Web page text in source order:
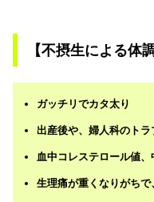
【不摂生による体
ガッチリでカタ太り
出産後や、婦人科のト
血中コレステロール値
生理痛が重くなりがち